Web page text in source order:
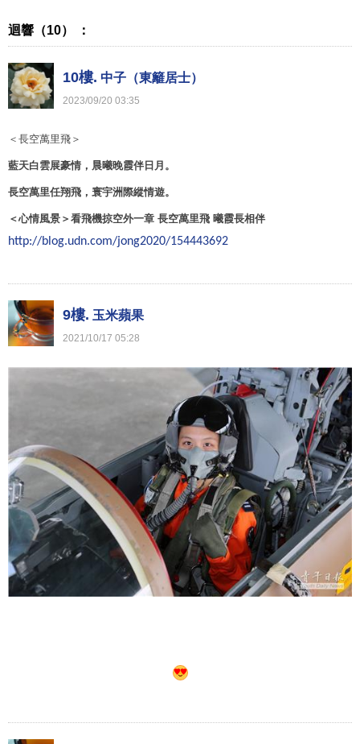
迴響（10） ：
10樓. 中子（東籬居士）
2023/09/20 03:35
＜長空萬里飛＞
藍天白雲展豪情，晨曦晚霞伴日月。
長空萬里任翔飛，寰宇洲際縱情遊。
＜心情風景＞ 看飛機掠空外一章 長空萬里飛 曦霞長相伴
http://blog.udn.com/jong2020/154443692
9樓. 玉米蘋果
2021 /10/17 05:28